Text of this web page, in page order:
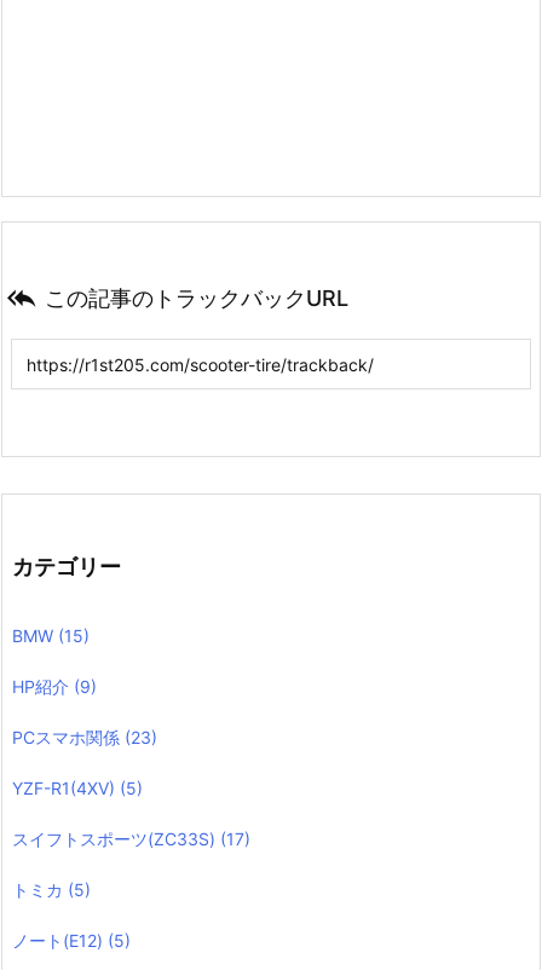
 この記事のトラックバックURL
カテゴリー
BMW (15)
HP紹介 (9)
PCスマホ関係 (23)
YZF-R1(4XV) (5)
スイフトスポーツ(ZC33S) (17)
トミカ (5)
ノート(E12) (5)